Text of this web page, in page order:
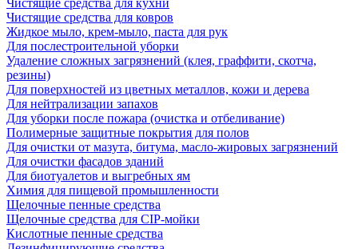
Чистящие средства для кухни
Чистящие средства для ковров
Жидкое мыло, крем-мыло, паста для рук
Для послестроительной уборки
Удаление сложных загрязнений (клея, граффити, скотча,
резины)
Для поверхностей из цветных металлов, кожи и дерева
Для нейтрализации запахов
Для уборки после пожара (очистка и отбеливание)
Полимерные защитные покрытия для полов
Для очистки от мазута, битума, масло-жировых загрязнений
Для очистки фасадов зданий
Для биотуалетов и выгребных ям
Химия для пищевой промышленности
Щелочные пенные средства
Щелочные средства для CIP-мойки
Кислотные пенные средства